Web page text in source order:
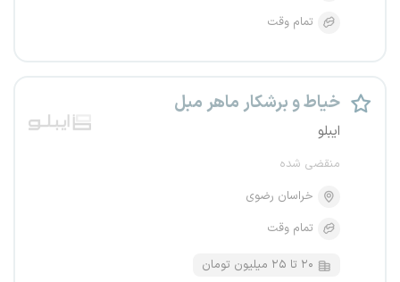
تمام وقت
خیاط و برشکار ماهر مبل
ایبلو
منقضی شده
خراسان رضوی
تمام وقت
۲۰ تا ۲۵ میلیون تومان